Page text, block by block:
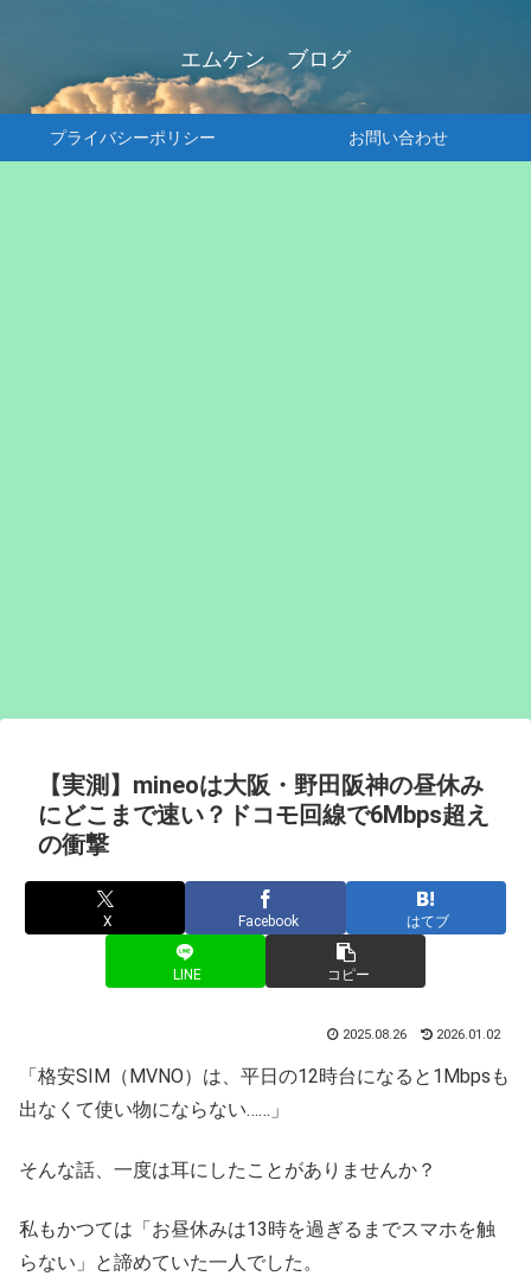
エムケン ブログ
プライバシーポリシー お問い合わせ
【実測】mineoは大阪・野田阪神の昼休み
にどこまで速い？ドコモ回線で6Mbps超え
の衝撃
X Facebook はてブ
LINE コピー
2025.08.26 2026.01.02
「格安SIM（MVNO）は、平日の12時台になると1Mbpsも
出なくて使い物にならない……」
そんな話、一度は耳にしたことがありませんか？
私もかつては「お昼休みは13時を過ぎるまでスマホを触
らない」と諦めていた一人でした。